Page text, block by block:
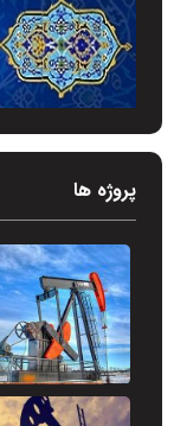
پروژه ها